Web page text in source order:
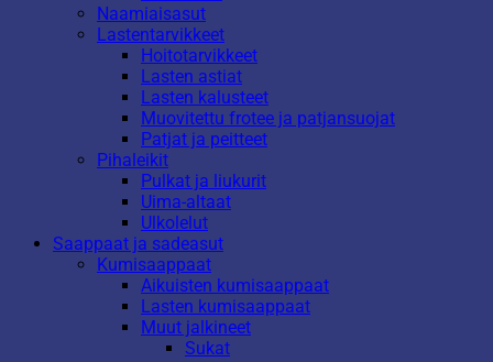
Naamiaisasut
Lastentarvikkeet
Hoitotarvikkeet
Lasten astiat
Lasten kalusteet
Muovitettu frotee ja patjansuojat
Patjat ja peitteet
Pihaleikit
Pulkat ja liukurit
Uima-altaat
Ulkolelut
Saappaat ja sadeasut
Kumisaappaat
Aikuisten kumisaappaat
Lasten kumisaappaat
Muut jalkineet
Sukat